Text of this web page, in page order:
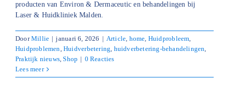
producten van Environ & Dermaceutic en behandelingen bij
Laser & Huidkliniek Malden.
DoorMillie | januari 6, 2026 | Article, home, Huidprobleem,
Huidproblemen,Huidverbetering, huidverbetering-behandelingen,
Praktijk nieuws,Shop | 0 Reacties
Lees meer